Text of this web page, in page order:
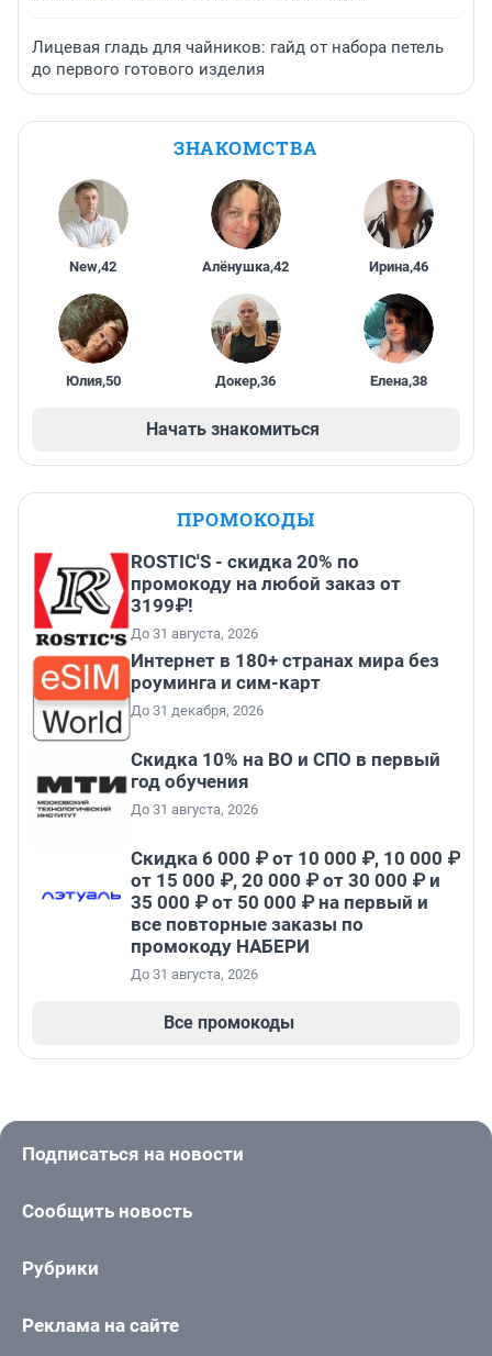
Лицевая гладь для чайников: гайд от набора петель
до первого готового изделия
ЗНАКОМСТВА
New,42 Алёнушка,42 Ирина,46
Юлия,50 Докер,36 Елена,38
Начать знакомиться
ПРОМОКОДЫ
ROSTIC'S - скидка 20% по
промокоду на любой заказ от
3199₽!
До 31 августа, 2026
Интернет в 180+ странах мира без
роуминга и сим-карт
До 31 декабря, 2026
Скидка 10% на ВО и СПО в первый
год обучения
До 31 августа, 2026
Скидка 6 000 ₽ от 10 000 ₽, 10 000 ₽
от 15 000 ₽, 20 000 ₽ от 30 000 ₽ и
35 000 ₽ от 50 000 ₽ на первый и
все повторные заказы по
промокоду НАБЕРИ
До 31 августа, 2026
Все промокоды
Подписаться на новости
Сообщить новость
Рубрики
Реклама на сайте